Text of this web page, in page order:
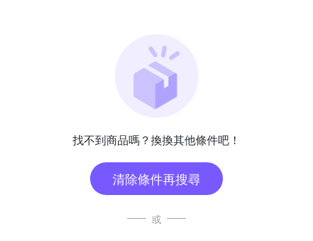
找不到商品嗎？換換其他條件吧！
清除條件再搜尋
或